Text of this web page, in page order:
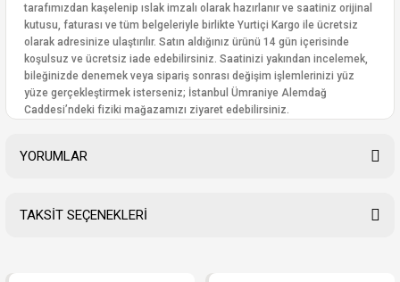
tarafımızdan kaşelenip ıslak imzalı olarak hazırlanır ve saatiniz orijinal
kutusu, faturası ve tüm belgeleriyle birlikte Yurtiçi Kargo ile ücretsiz
olarak adresinize ulaştırılır. Satın aldığınız ürünü 14 gün içerisinde
koşulsuz ve ücretsiz iade edebilirsiniz. Saatinizi yakından incelemek,
bileğinizde denemek veya sipariş sonrası değişim işlemlerinizi yüz
yüze gerçekleştirmek isterseniz; İstanbul Ümraniye Alemdağ
Caddesi’ndeki fiziki mağazamızı ziyaret edebilirsiniz.
YORUMLAR
TAKSİT SEÇENEKLERİ